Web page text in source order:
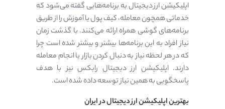
اپلیکیشن ارز دیجیتال به برنامه‌هایی گفته می‌شود که
خدماتی همچون معامله، کیف پول یا آموزش را از طریق
برنامه‌های گوشی همراه ارائه می‌کنند. با گذشت زمان
نیاز افراد به این برنامه‌ها بیشتر و بیشتر شده است چرا
که در هر لحظه نیاز به دنبال کردن بازار یا انجام معامله
دارند. اپلیکیشن ارز دیجیتال رابکس نیز با هدف
پاسخگویی به همین نیاز توسعه داده شده است.
بهترین اپلیکیشن ارز دیجیتال در ایران